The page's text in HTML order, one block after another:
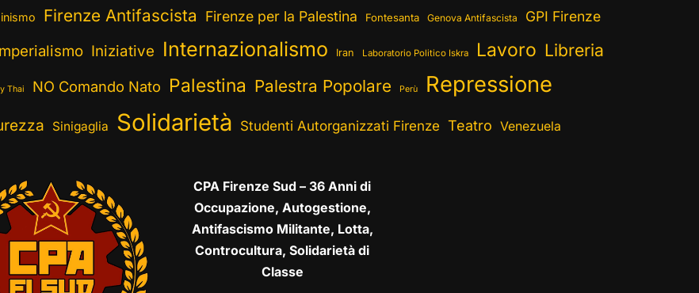
Firenze Antifascista Firenze per la Palestina Fontesanta Genova Antifascista GPI Firenze
Iniziative Internazionalismo Iran Laboratorio Politico Iskra Lavoro Libreria
Thai NO Comando Nato Palestina Palestra Popolare Perù Repressione
Sinigaglia Solidarietà Studenti Autorganizzati Firenze Teatro Venezuela
CPA Firenze Sud – 36 Anni di
Occupazione, Autogestione,
Antifascismo Militante, Lotta,
Controcultura, Solidarietà di
Classe